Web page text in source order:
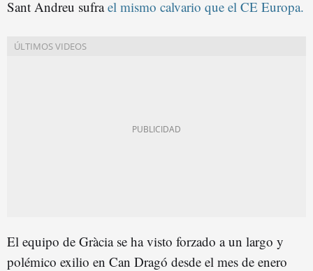
Sant Andreu sufrael mismo calvario que el CE Europa.
El equipo de Gràcia se ha visto forzado a un largo y
polémico exilio en Can Dragó desde el mes de enero